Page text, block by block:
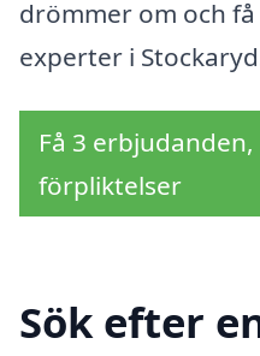
drömmer om och
experter i
Få 3
förpliktelser
Sök efter